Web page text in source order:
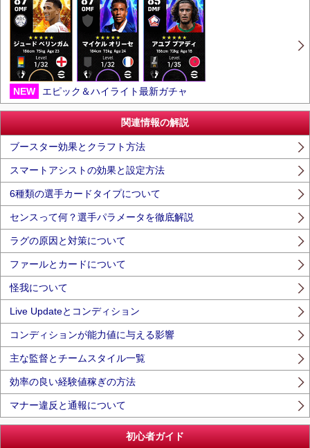
NEW エピック＆ハイライト最新ガチャ
関連情報の解説
ブースター効果とクラフト方法
スマートアシストの効果と設定方法
6種類の選手カードタイプについて
センスって何？選手パラメータを徹底解説
ラグの原因と対策について
ファールとカードについて
怪我について
Live Updateとコンディション
コンディションが能力値に与える影響
主な監督とチームスタイル一覧
効率の良い経験値稼ぎの方法
マナー違反と通報について
初心者ガイド